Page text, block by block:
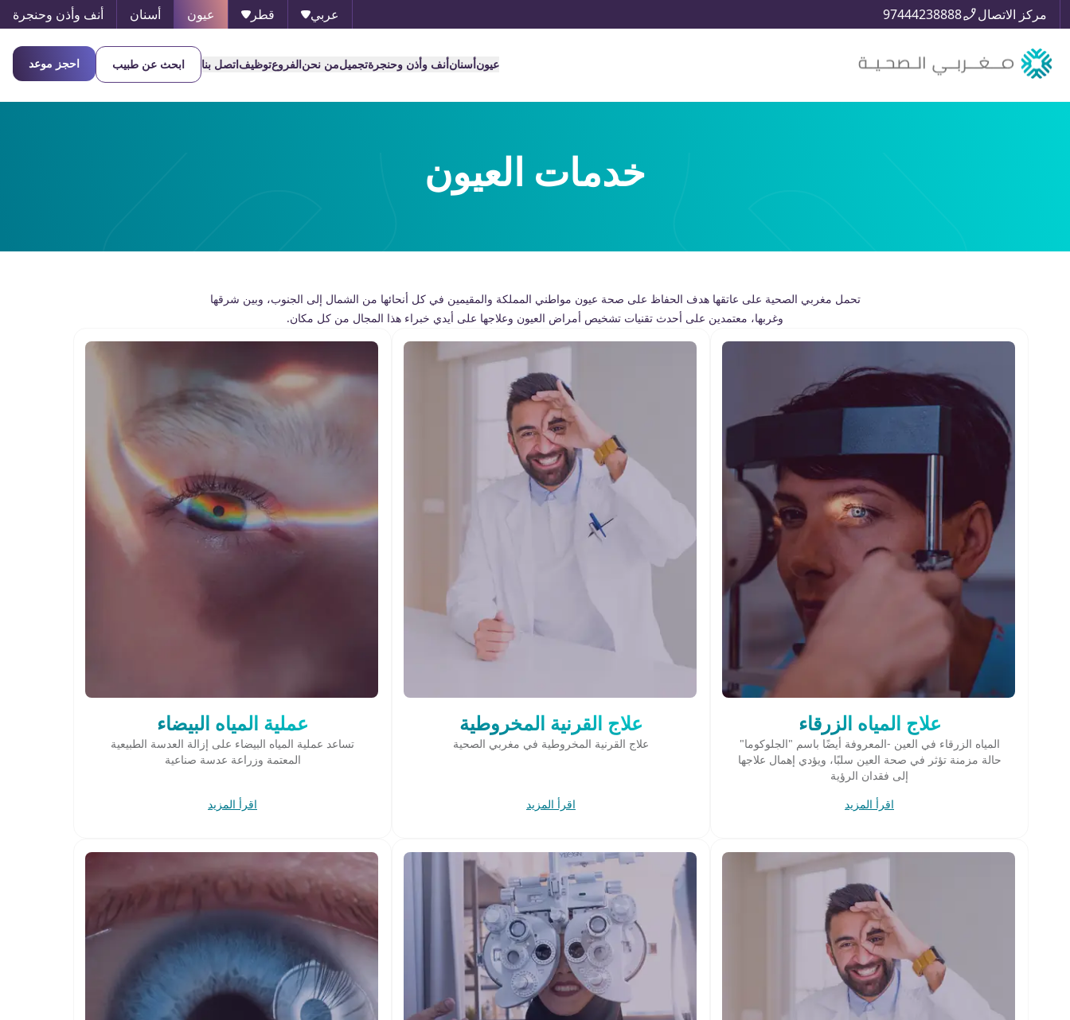
مركز الاتصال 97444238888 عربي قطر عيون أسنان أنف وأذن وحنجرة
عيونأسنانأنف وأذن وحنجرةتجميلمن نحنالفروعتوظيفاتصل بنا ابحث عن طبيب احجز موعد
خدمات العيون
تحمل مغربي الصحیة على عاتقھا ھدف الحفاظ على صحة عیون مواطني المملكة والمقیمین في كل أنحائھا من الشمال إلى الجنوب، وبین شرقھا
وغربھا، معتمدین على أحدث تقنیات تشخیص أمراض العیون وعلاجھا على أیدي خبراء ھذا المجال من كل مكان.
علاج المياه الزرقاء
المياه الزرقاء في العين -المعروفة أيضًا باسم "الجلوكوما"
حالة مزمنة تؤثر في صحة العين سلبًا، ويؤدي إهمال علاجها
إلى فقدان الرؤية
اقرأ المزيد
علاج القرنية المخروطية
علاج القرنية المخروطية في مغربي الصحية
اقرأ المزيد
عملية المياه البيضاء
تساعد عملية المياه البيضاء على إزالة العدسة الطبيعية
المعتمة وزراعة عدسة صناعية
اقرأ المزيد